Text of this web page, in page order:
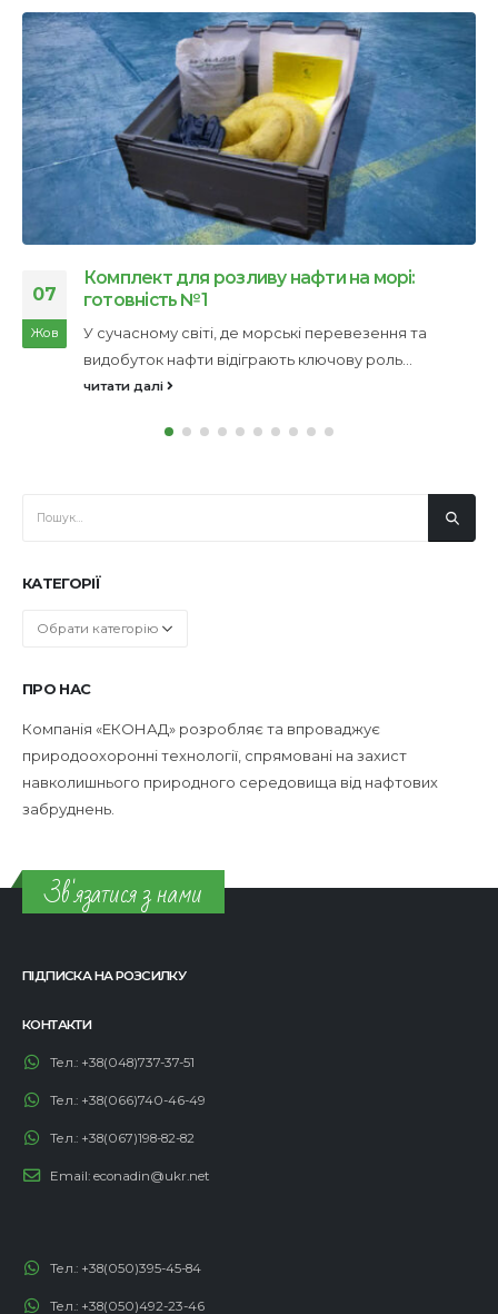
23
Лип
Ефективне реагування на розливи: Де
купити сорбент для збирання нафти в
Розливи нафтопродуктів є однією з
найсерйозніших екологічних загроз сучасності.
читати далі
КАТЕГОРІЇ
ПРО НАС
Компанія «ЕКОНАД» розробляє та впроваджує
природоохоронні технології, спрямовані на захист
ПІДПИСКА НА РОЗСИЛКУ
КОНТАКТИ
+38(048)737-37-51
+38(066)740-46-49
+38(067)198-82-82